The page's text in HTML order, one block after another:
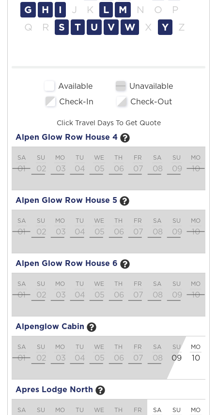
G
H I J K L M N O
P
Q
R S T U V W X Y Z
Available
Unavailable
Check-In
Check-Out
Click Travel Days To Get Quote
Alpen Glow Row House 4
SA
01
SU
02
MO
03
TU
04
WE
05
TH
06
FR
07
SA
08
SU
09
MO
10
Alpen Glow Row House 5
SA
01
SU
02
MO
03
TU
04
WE
05
TH
06
FR
07
SA
08
SU
09
MO
10
Alpen Glow Row House 6
SA
01
SU
02
MO
03
TU
04
WE
05
TH
06
FR
07
SA
08
SU
09
MO
10
Alpenglow Cabin
SA
01
SU
02
MO
03
TU
04
WE
05
TH
06
FR
07
SA
08
SU
09
MO
10
Apres Lodge North
SA SU MO TU WE TH FR SA SU MO